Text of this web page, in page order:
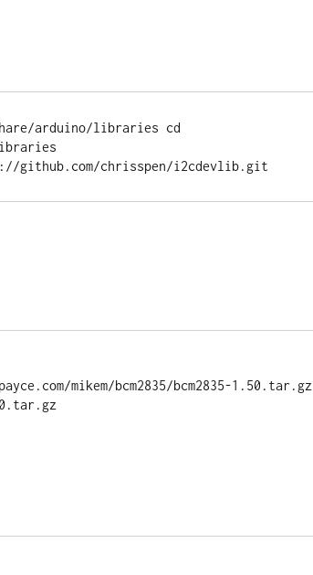
arduino/libraries cd
github.com/chrisspen/i2cdevlib.git
mikem/bcm2835/bcm2835-1.50.tar.gz